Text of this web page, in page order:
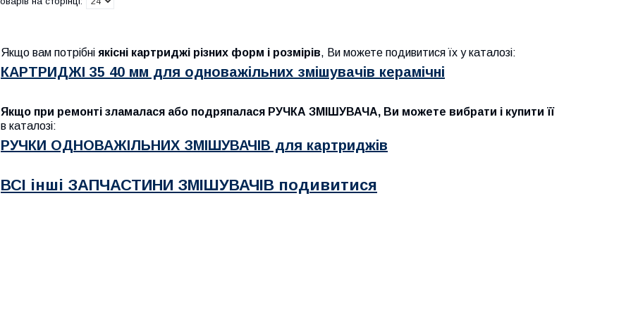
Якщо вам потрібні якісні картриджі різних форм і розмірів, Ви можете подивитися їх у каталозі:
КАРТРИДЖІ 35 40 мм для одноважільних змішувачів керамічні
Якщо при ремонті зламалася або подряпалася РУЧКА ЗМІШУВАЧА, Ви можете вибрати і купити її
в каталозі:
РУЧКИ ОДНОВАЖІЛЬНИХ ЗМІШУВАЧІВ для картриджів
ВСІ інші ЗАПЧАСТИНИ ЗМІШУВАЧІВ подивитися